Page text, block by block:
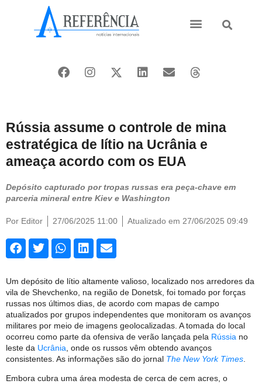
Rússia assume o controle de mina
estratégica de lítio na Ucrânia e
ameaça acordo com os EUA
Depósito capturado por tropas russas era peça-chave em
parceria mineral entre Kiev e Washington
Por Editor 27/06/2025 11:00 Atualizado em 27/06/2025 09:49
Um depósito de lítio altamente valioso, localizado nos arredores da
vila de Shevchenko, na região de Donetsk, foi tomado por forças
russas nos últimos dias, de acordo com mapas de campo
atualizados por grupos independentes que monitoram os avanços
militares por meio de imagens geolocalizadas. A tomada do local
ocorreu como parte da ofensiva de verão lançada pela Rússia no
leste da Ucrânia , onde os russos vêm obtendo avanços
consistentes. As informações são do jornal The New York Times
Embora cubra uma área modesta de cerca de cem acres, o